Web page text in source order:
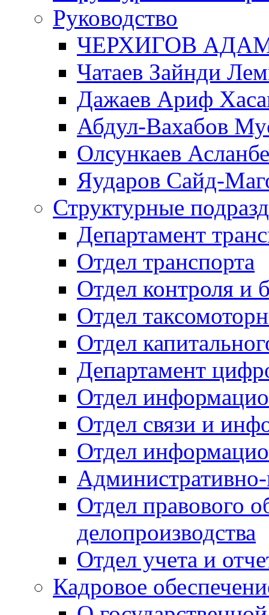
Руководство
ЧЕРХИГОВ
Чатаев Зайнди
Дажаев Ариф
Абдул-Вахабов
Олсункаев
Яударов Сайд-
Структурные
Департамент
Отдел транспорта
Отдел контроля и
Отдел
Отдел
Департамент
Отдел
Отдел связи и
Отдел
Отдел правового
делопроизводства
Отдел учета и
Кадровое